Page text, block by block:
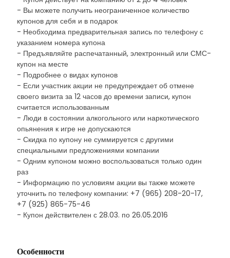
- Вы можете получить неограниченное количество
купонов для себя и в подарок
- Необходима предварительная запись по телефону с
указанием номера купона
- Предъявляйте распечатанный, электронный или СМС-
купон на месте
- Подробнее о видах купонов
- Если участник акции не предупреждает об отмене
своего визита за 12 часов до времени записи, купон
считается использованным
- Люди в состоянии алкогольного или наркотического
опьянения к игре не допускаются
- Скидка по купону не суммируется с другими
специальными предложениями компании
- Одним купоном можно воспользоваться только один
раз
- Информацию по условиям акции вы также можете
уточнить по телефону компании: +7 (965) 208-20-17,
+7 (925) 865-75-46
- Купон действителен с 28.03. по 26.05.2016
Особенности